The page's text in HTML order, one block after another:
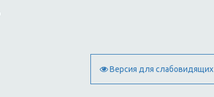
Версия для слабовидящих